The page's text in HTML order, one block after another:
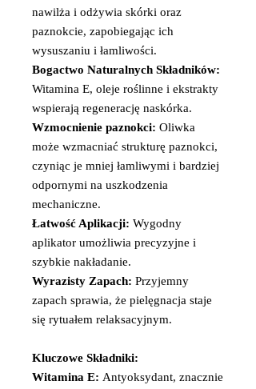
nawilża i odżywia skórki oraz
paznokcie, zapobiegając ich
wysuszaniu i łamliwości.
Bogactwo Naturalnych Składników:
Witamina E, oleje roślinne i ekstrakty
wspierają regenerację naskórka.
Wzmocnienie paznokci: Oliwka
może wzmacniać strukturę paznokci,
czyniąc je mniej łamliwymi i bardziej
odpornymi na uszkodzenia
mechaniczne.
Łatwość Aplikacji: Wygodny
aplikator umożliwia precyzyjne i
szybkie nakładanie.
Wyrazisty Zapach: Przyjemny
zapach sprawia, że pielęgnacja staje
się rytuałem relaksacyjnym.
Kluczowe Składniki:
Witamina E: Antyoksydant, znacznie